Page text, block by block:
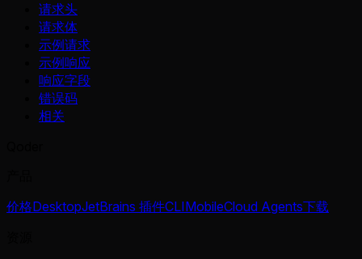
请求头
请求体
示例请求
示例响应
响应字段
错误码
相关
价格DesktopJetBrains 插件CLIMobileCloud Agents下载